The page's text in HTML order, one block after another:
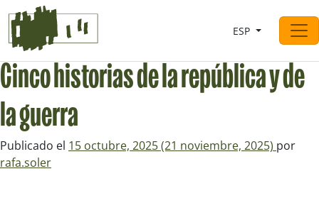
Saltar al contingut
Navegación principal
ESP
Cinco historias de la república y de
la guerra
Publicado el 15 octubre, 2025(21 noviembre, 2025) por
rafa.soler